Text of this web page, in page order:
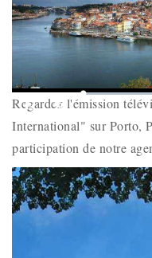
Loaded:
0%
Regardez l'émission
International" sur Porto,
participation de notre